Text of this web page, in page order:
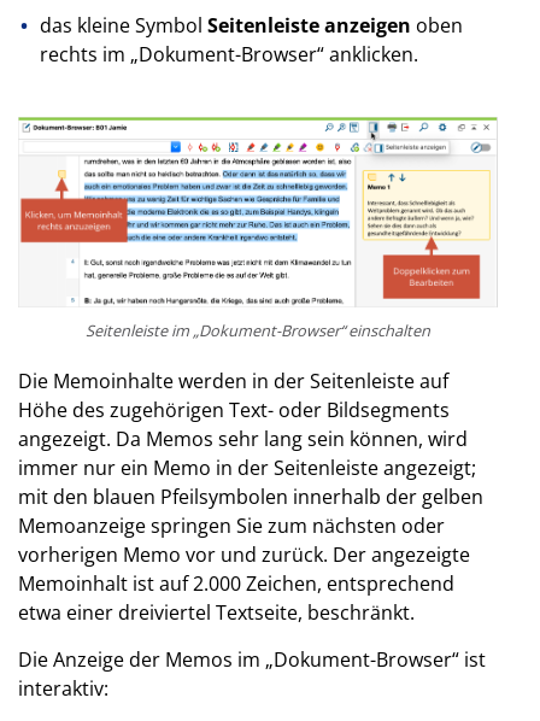
das kleine Symbol Seitenleiste anzeigen oben
rechts im „Dokument-Browser“ anklicken.
Seitenleiste im „Dokument-Browser“ einschalten
Die Memoinhalte werden in der Seitenleiste auf
Höhe des zugehörigen Text- oder Bildsegments
angezeigt. Da Memos sehr lang sein können, wird
immer nur ein Memo in der Seitenleiste angezeigt;
mit den blauen Pfeilsymbolen innerhalb der gelben
Memoanzeige springen Sie zum nächsten oder
vorherigen Memo vor und zurück. Der angezeigte
Memoinhalt ist auf 2.000 Zeichen, entsprechend
etwa einer dreiviertel Textseite, beschränkt.
Die Anzeige der Memos im „Dokument-Browser“ ist
interaktiv: